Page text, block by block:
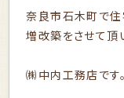
奈良市石木町で住
増改築をさせて頂
㈱中内工務店です。